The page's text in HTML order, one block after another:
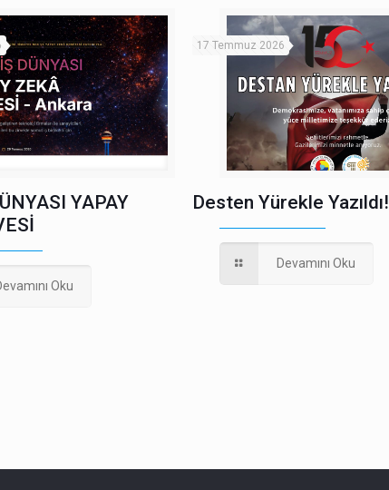
YAPAY
Oku
17 Temmuz 2026
Desten Yürekle Yazıldı!
Devamını Oku